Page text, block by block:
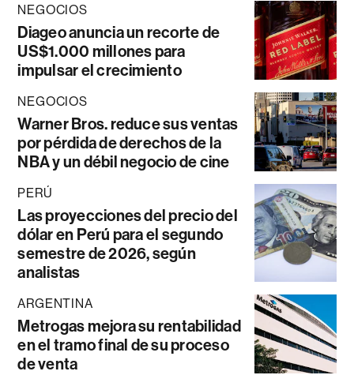
NEGOCIOS
Diageo anuncia un recorte de
US$1.000 millones para
impulsar el crecimiento
NEGOCIOS
Warner Bros. reduce sus ventas
por pérdida de derechos de la
NBA y un débil negocio de cine
PERÚ
Las proyecciones del precio del
dólar en Perú para el segundo
semestre de 2026, según
analistas
ARGENTINA
Metrogas mejora su rentabilidad
en el tramo final de su proceso
de venta